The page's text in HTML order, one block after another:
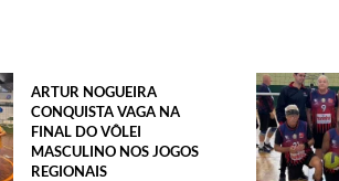
ARTUR NOGUEIRA
CONQUISTA VAGA NA
FINAL DO VÔLEI
MASCULINO NOS JOGOS
REGIONAIS